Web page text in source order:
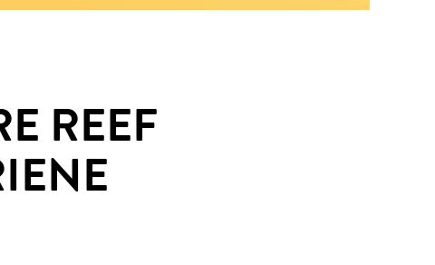
REEF